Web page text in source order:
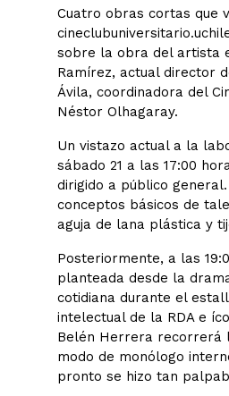
Cuatro obras cortas que
sobre la obra del artista
Ramírez, actual director
Ávila, coordinadora del
Néstor Olhagaray.
Un vistazo actual a la
sábado 21 a las 17:00
dirigido a público
conceptos básicos de
aguja de lana plástica y
Posteriormente, a las
planteada desde la
cotidiana durante el
intelectual de la RDA e
Belén Herrera recorrerá
modo de monólogo
pronto se hizo tan